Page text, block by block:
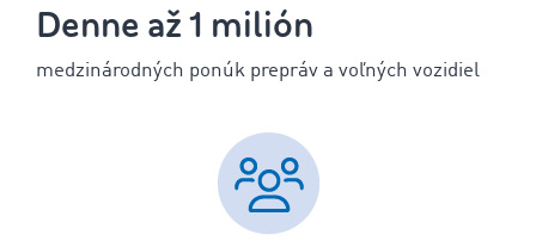
Denne až 1 milión
medzinárodných ponúk prepráv a voľných vozidiel